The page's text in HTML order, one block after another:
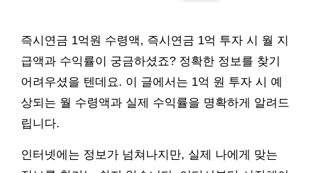
즉시연금 1억원 수령액, 즉시연금 1억 투자 시 월 지
급액과 수익률이 궁금하셨죠? 정확한 정보를 찾기
어려우셨을 텐데요. 이 글에서는 1억 원 투자 시 예
상되는 월 수령액과 실제 수익률을 명확하게 알려드
립니다.
인터넷에는 정보가 넘쳐나지만, 실제 나에게 맞는